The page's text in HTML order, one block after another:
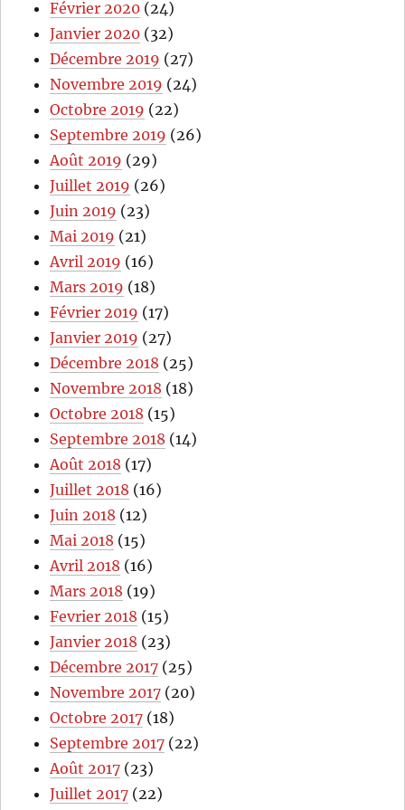
Février 2020 (24)
Janvier 2020 (32)
Décembre 2019 (27)
Novembre 2019 (24)
Octobre 2019 (22)
Septembre 2019 (26)
Août 2019 (29)
Juillet 2019 (26)
Juin 2019 (23)
Mai 2019 (21)
Avril 2019 (16)
Mars 2019 (18)
Février 2019 (17)
Janvier 2019 (27)
Décembre 2018 (25)
Novembre 2018 (18)
Octobre 2018 (15)
Septembre 2018 (14)
Août 2018 (17)
Juillet 2018 (16)
Juin 2018 (12)
Mai 2018 (15)
Avril 2018 (16)
Mars 2018 (19)
Fevrier 2018 (15)
Janvier 2018 (23)
Décembre 2017 (25)
Novembre 2017 (20)
Octobre 2017 (18)
Septembre 2017 (22)
Août 2017 (23)
Juillet 2017 (22)